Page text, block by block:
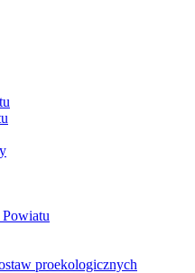
proekologicznych
i Straże